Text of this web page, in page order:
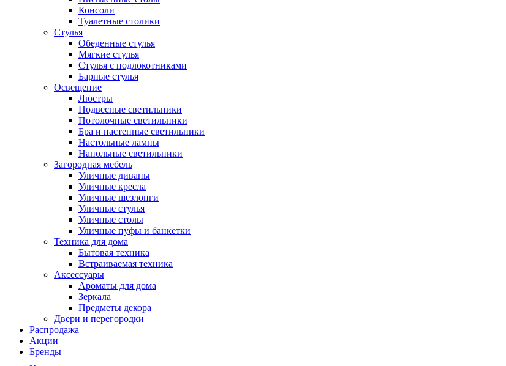
Консоли
Туалетные столики
Стулья
Обеденные стулья
Мягкие стулья
Стулья с подлокотниками
Барные стулья
Освещение
Люстры
Подвесные светильники
Потолочные светильники
Бра и настенные светильники
Настольные лампы
Напольные светильники
Загородная мебель
Уличные диваны
Уличные кресла
Уличные шезлонги
Уличные стулья
Уличные столы
Уличные пуфы и банкетки
Техника для дома
Бытовая техника
Встраиваемая техника
Аксессуары
Ароматы для дома
Зеркала
Предметы декора
Двери и перегородки
Распродажа
Акции
Бренды